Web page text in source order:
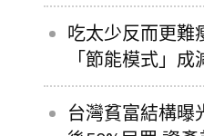
吃太少反而更難
「節能模式」
台灣貧富結構曝